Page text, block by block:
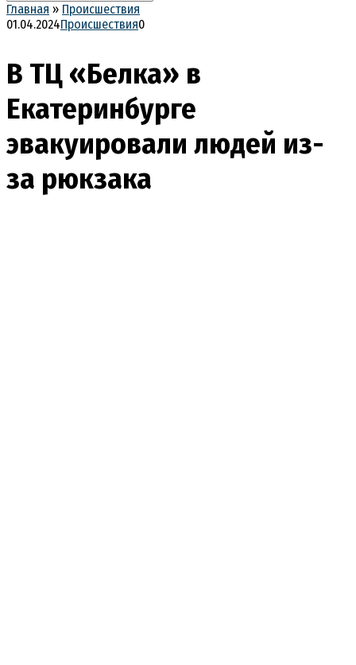
for:
Главная » Происшествия
01.04.2024Происшествия0
В ТЦ «Белка» в
Екатеринбурге
эвакуировали людей из-
за рюкзака